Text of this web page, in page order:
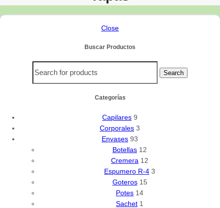
Close
Buscar Productos
Search
Categorías
Capilares 9
Corporales 3
Envases 93
Botellas 12
Cremera 12
Espumero R-4 3
Goteros 15
Potes 14
Sachet 1